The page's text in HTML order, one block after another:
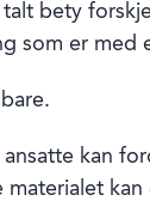
bety
som er med
kan